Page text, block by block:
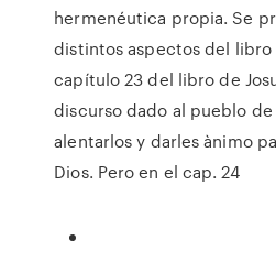
hermenéutica propia. Se
distintos aspectos del libro
capítulo 23 del libro de
discurso dado al pueblo de
alentarlos y darles ànimo
Dios. Pero en el cap. 24